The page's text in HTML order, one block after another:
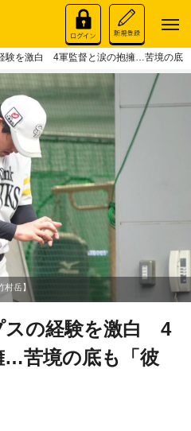
験を激白 4軍監督と涙の抱擁…苦境の底
村岳】
スの経験を激白 4
…苦境の底も「彼